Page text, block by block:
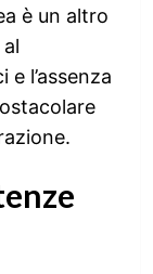
è un altro
l’assenza